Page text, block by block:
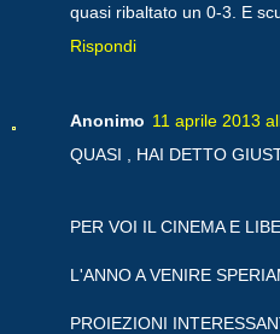
quasi ribaltato un 0-3. E
Rispondi
Anonimo 11 aprile 2013
QUASI , HAI DETTO
PER VOI IL CINEMA E
L'ANNO A VENIRE
PROIEZIONI